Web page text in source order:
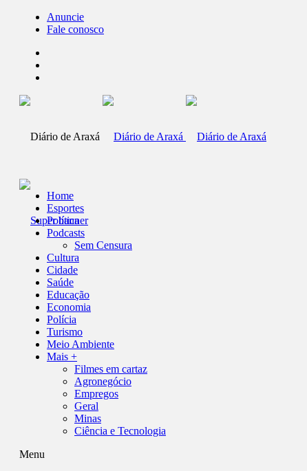
Anuncie
Fale conosco
Home
Esportes
Política
Podcasts
Sem Censura
Cultura
Cidade
Saúde
Educação
Economia
Polícia
Turismo
Meio Ambiente
Mais +
Filmes em cartaz
Agronegócio
Empregos
Geral
Minas
Ciência e Tecnologia
Menu